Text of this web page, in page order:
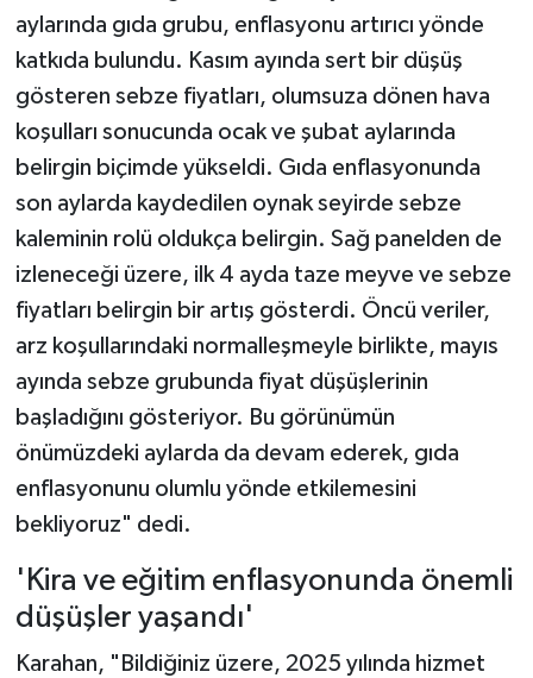
aylarında gıda grubu, enflasyonu artırıcı yönde
katkıda bulundu. Kasım ayında sert bir düşüş
gösteren sebze fiyatları, olumsuza dönen hava
koşulları sonucunda ocak ve şubat aylarında
belirgin biçimde yükseldi. Gıda enflasyonunda
son aylarda kaydedilen oynak seyirde sebze
kaleminin rolü oldukça belirgin. Sağ panelden de
izleneceği üzere, ilk 4 ayda taze meyve ve sebze
fiyatları belirgin bir artış gösterdi. Öncü veriler,
arz koşullarındaki normalleşmeyle birlikte, mayıs
ayında sebze grubunda fiyat düşüşlerinin
başladığını gösteriyor. Bu görünümün
önümüzdeki aylarda da devam ederek, gıda
enflasyonunu olumlu yönde etkilemesini
bekliyoruz" dedi.
'Kira ve eğitim enflasyonunda önemli
düşüşler yaşandı'
Karahan, "Bildiğiniz üzere, 2025 yılında hizmet